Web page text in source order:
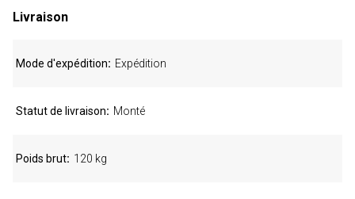
Livraison
Mode d'expédition Expédition
Statut de livraison Monté
Poids brut 120 kg